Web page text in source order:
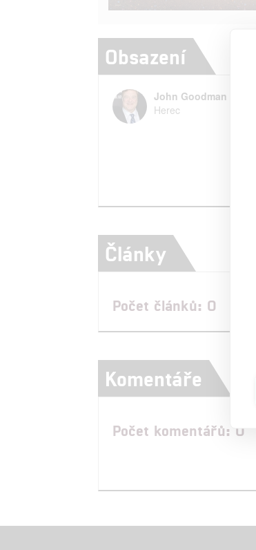
Obsazení
John Goodman
Herec
Články
Počet článků: 0
Komentáře
Počet komentářů: 0